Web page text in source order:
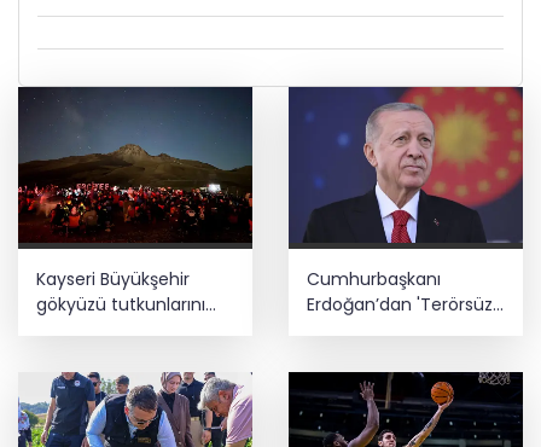
Kayseri Büyükşehir
gökyüzü tutkunlarını
Erciyes'te buluşturacak
Cumhurbaşkanı
Erdoğan’dan 'Terörsüz
Türkiye' mesajı